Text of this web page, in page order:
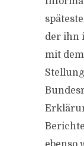
der ihn
mit